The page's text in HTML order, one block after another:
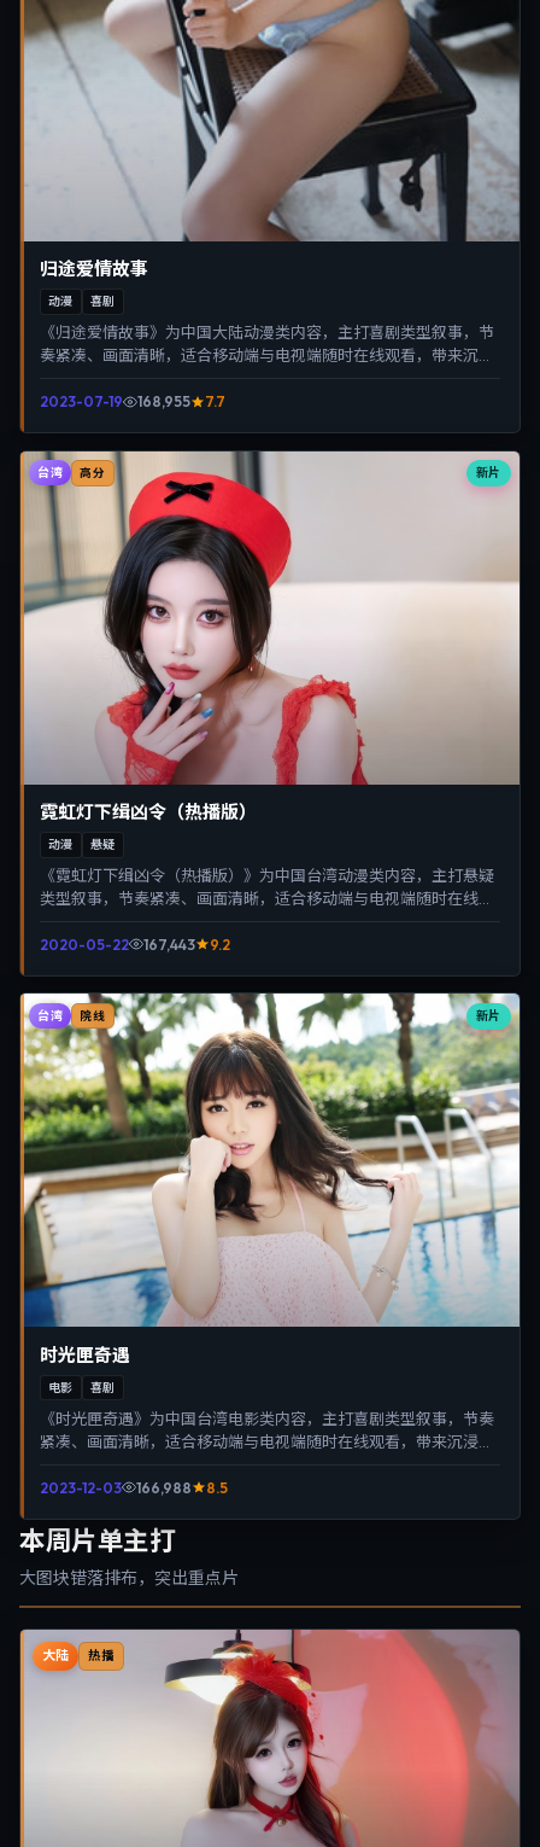
归途爱情故事
动漫 喜剧
《归途爱情故事》为中国大陆动漫类内容，主打喜剧类型叙事，节
奏紧凑、画面清晰，适合移动端与电视端随时在线观看，带来沉浸
2023-07-19 168,955 7.7
新片
台湾 高分
霓虹灯下缉凶令（热播版）
动漫 悬疑
《霓虹灯下缉凶令（热播版）》为中国台湾动漫类内容，主打悬疑
类型叙事，节奏紧凑、画面清晰，适合移动端与电视端随时在线观
2020-05-22 167,443 9.2
新片
台湾 院线
时光匣奇遇
电影 喜剧
《时光匣奇遇》为中国台湾电影类内容，主打喜剧类型叙事，节奏
紧凑、画面清晰，适合移动端与电视端随时在线观看，带来沉浸式
2023-12-03 166,988 8.5
本周片单主打
大图块错落排布，突出重点片
大陆 热播